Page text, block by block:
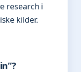
research i
kilder.